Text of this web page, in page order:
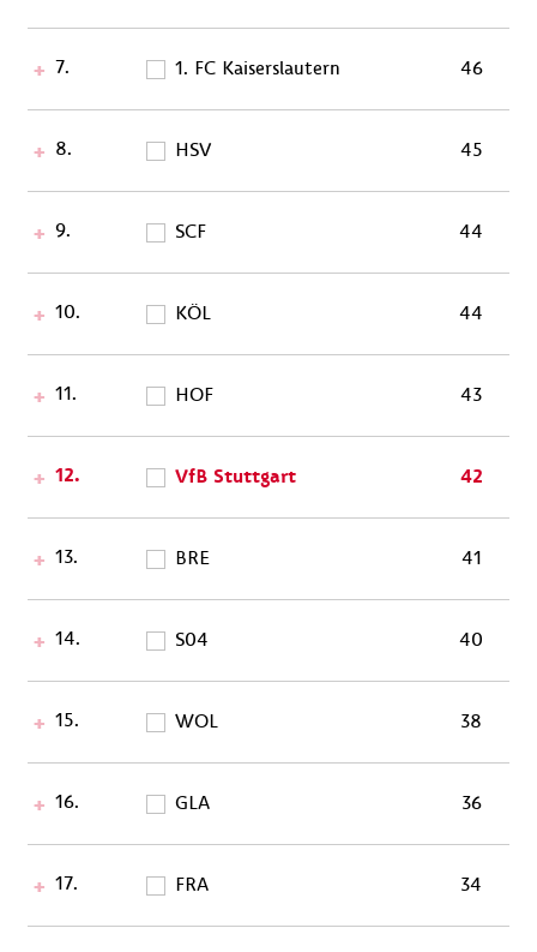
7. 1. FC Kaiserslautern 46
8. HSV 45
9. SCF 44
10. KÖL 44
11. HOF 43
12. VfB Stuttgart 42
13. BRE 41
14. S04 40
15. WOL 38
16. GLA 36
17. FRA 34